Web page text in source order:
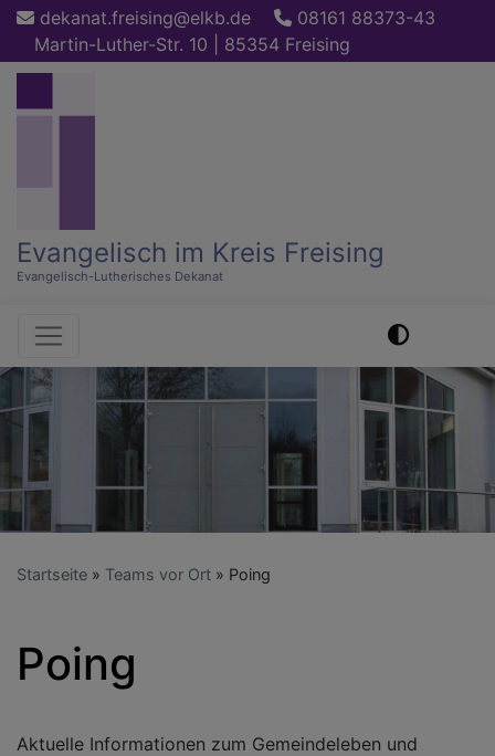
Direkt
Inhalt
dekanat.freising@elkb.de
08161 88373-43
Martin-Luther-Str. 10 | 85354 Freising
Evangelisch im Kreis Freising
Evangelisch-Lutherisches Dekanat
Hauptnavigation
Startseite Teams vor Ort Poing
Poing
Aktuelle Informationen zum Gemeindeleben und